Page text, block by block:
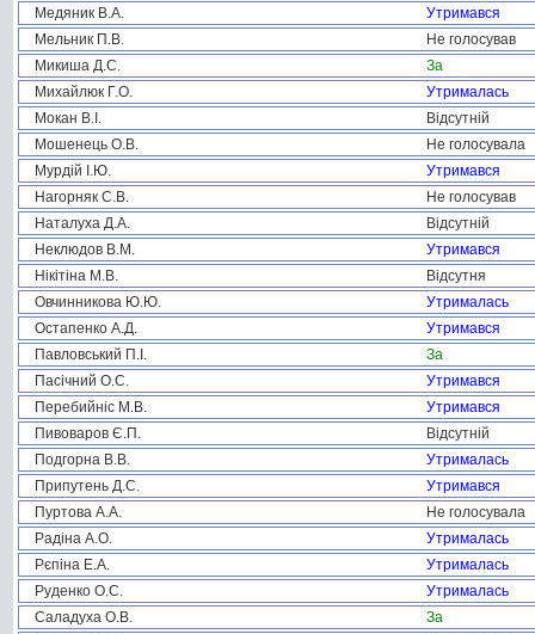
Медяник В.А.
Утримався
Мельник П.В.
Не голосував
Микиша Д.С.
За
Михайлюк Г.О.
Утрималась
Мокан В.І.
Відсутній
Мошенець О.В.
Не голосувала
Мурдій І.Ю.
Утримався
Нагорняк С.В.
Не голосував
Наталуха Д.А.
Відсутній
Неклюдов В.М.
Утримався
Нікітіна М.В.
Відсутня
Овчинникова Ю.Ю.
Утрималась
Остапенко А.Д.
Утримався
Павловський П.І.
За
Пасічний О.С.
Утримався
Перебийніс М.В.
Утримався
Пивоваров Є.П.
Відсутній
Подгорна В.В.
Утрималась
Припутень Д.С.
Утримався
Пуртова А.А.
Не голосувала
Радіна А.О.
Утрималась
Рєпіна Е.А.
Утрималась
Руденко О.С.
Утрималась
Саладуха О.В.
За